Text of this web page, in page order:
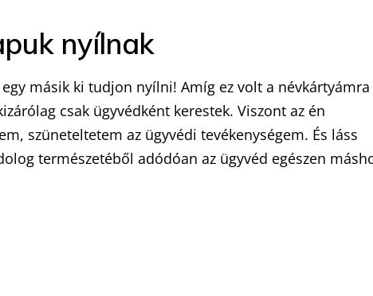
nyílnak
másik ki tudjon nyílni! Amíg ez volt a névkártyámra
csak ügyvédként kerestek. Viszont az én
szüneteltetem az ügyvédi tevékenységem. És láss
természetéből adódóan az ügyvéd egészen